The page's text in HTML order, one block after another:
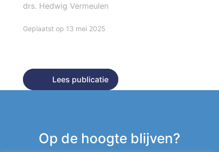
Lees publicatie
drs. Hedwig Vermeulen
Geplaatst op 13 mei 2025
Lees publicatie
Op de hoogte blijven?